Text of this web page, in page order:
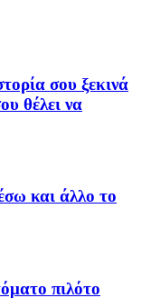
σου ξεκινά
θέλει να
και άλλο το
πιλότο